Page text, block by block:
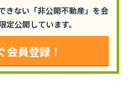
きない「非公開不動産」を会
定公開しています。
会員登録！